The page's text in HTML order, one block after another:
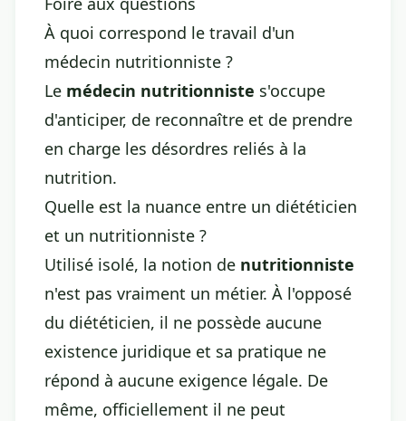
À quoi correspond le travail d'un
médecin nutritionniste ?
Le médecin nutritionniste s'occupe
d'anticiper, de reconnaître et de prendre
en charge les désordres reliés à la
nutrition.
Quelle est la nuance entre un diététicien
et un nutritionniste ?
Utilisé isolé, la notion de nutritionniste
n'est pas vraiment un métier. À l'opposé
du diététicien, il ne possède aucune
existence juridique et sa pratique ne
répond à aucune exigence légale. De
même, officiellement il ne peut